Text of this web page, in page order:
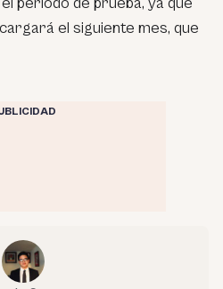
el siguiente mes, que